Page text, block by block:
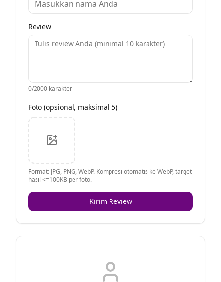
Review
0/2000 karakter
Foto (opsional, maksimal 5)
Format: JPG, PNG, WebP. Kompresi otomatis ke WebP, target
hasil <=100KB per foto.
Kirim Review